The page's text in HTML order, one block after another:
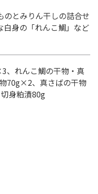
のとみりん干しの詰合せ
白身の「れんこ鯛」など
、れんこ鯛の干物・真
70g×2、真さばの干物
身粕漬80g